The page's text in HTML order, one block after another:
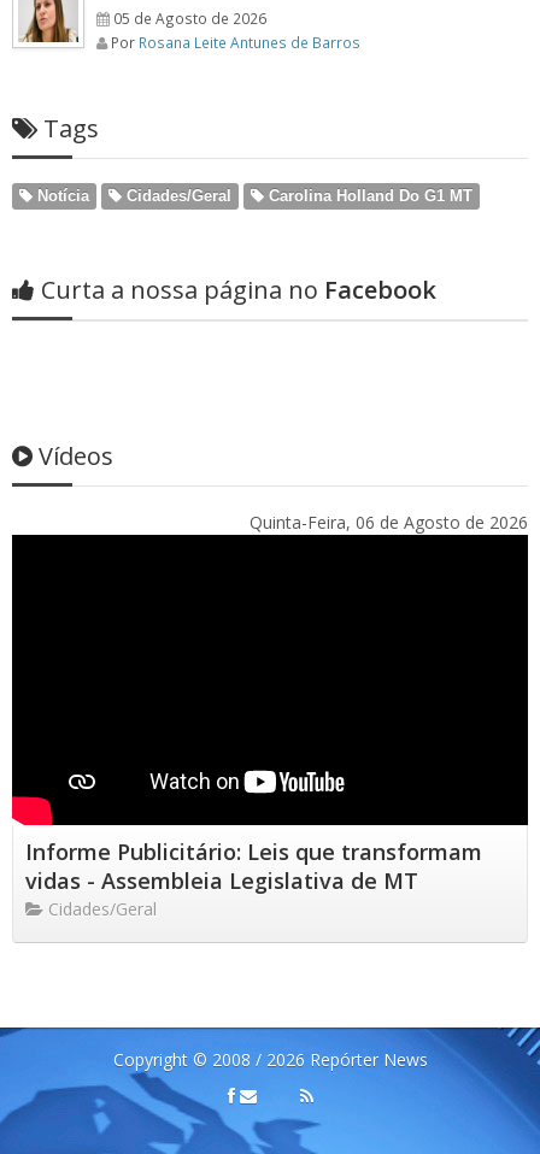
05 de Agosto de 2026
Por Rosana Leite Antunes de Barros
Tags
Notícia Cidades/Geral Carolina Holland Do G1 MT
Curta a nossa página no Facebook
Vídeos
Quinta-Feira, 06 de Agosto de 2026
Informe Publicitário: Leis que transformam
vidas - Assembleia Legislativa de MT
Cidades/Geral
Copyright © 2008 / 2026 Repórter News